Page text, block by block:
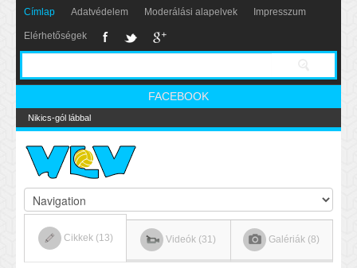
Címlap Adatvédelem Moderálási alapelvek Impresszum
Elérhetőségek
FACEBOOK
Nikics-gól lábbal
Cikkek (13) Videók (31) Galériák (8)